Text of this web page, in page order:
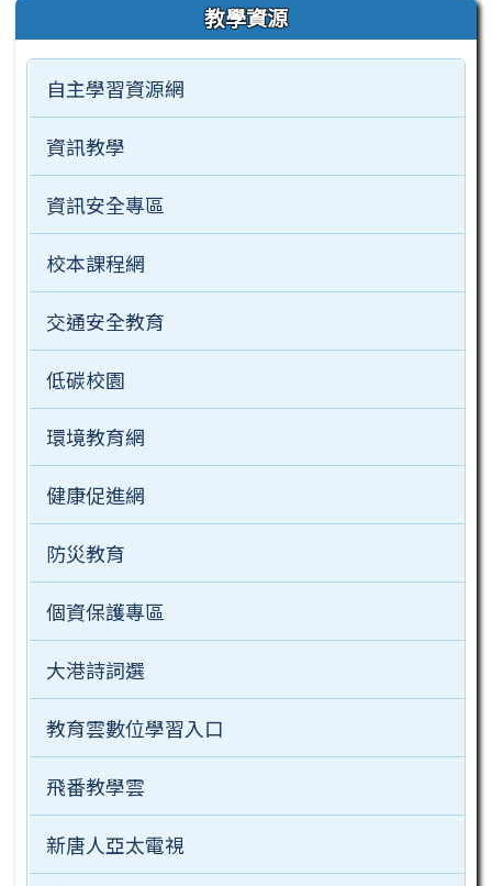
教學資源
自主學習資源網
資訊教學
資訊安全專區
校本課程網
交通安全教育
低碳校園
環境教育網
健康促進網
防災教育
個資保護專區
大港詩詞選
教育雲數位學習入口
飛番教學雲
新唐人亞太電視